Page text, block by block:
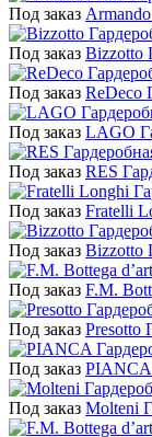
Под заказ
Под заказ Bizzotto
Под заказ ReDeco
Под заказ LAGO
Под заказ RES
Под заказ Fratelli
Под заказ Bizzotto
Под заказ F.M.
Под заказ Presotto
Под заказ PIANCA
Под заказ Molteni